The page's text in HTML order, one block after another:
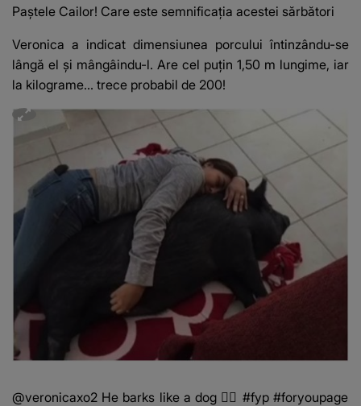
Paştele Cailor! Care este semnificația acestei sărbători
Veronica a indicat dimensiunea porcului întinzându-se
lângă el și mângâindu-l. Are cel puțin 1,50 m lungime, iar
la kilograme... trece probabil de 200!
@veronicaxo2 He barks like a dog 👉🏽 #fyp#foryoupage